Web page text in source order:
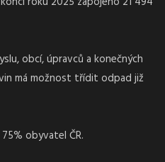
obcí, úpravců a konečných
má možnost třídit odpad již
obyvatel ČR.